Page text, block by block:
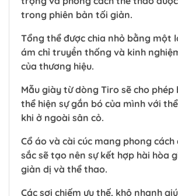
trong phiên bản tối giản.
Tổng thể được chia nhỏ bằng một
ám chỉ truyền thống và kinh
của thương hiệu.
Mẫu giày từ dòng Tiro sẽ cho phép
thể hiện sự gắn bó của mình với
khi ở ngoài sân cỏ.
Cổ áo và cài cúc mang phong cách
sắc sẽ tạo nên sự kết hợp hài hòa
giản dị và thể thao.
Các sợi chiếm ưu thế, khô nhanh